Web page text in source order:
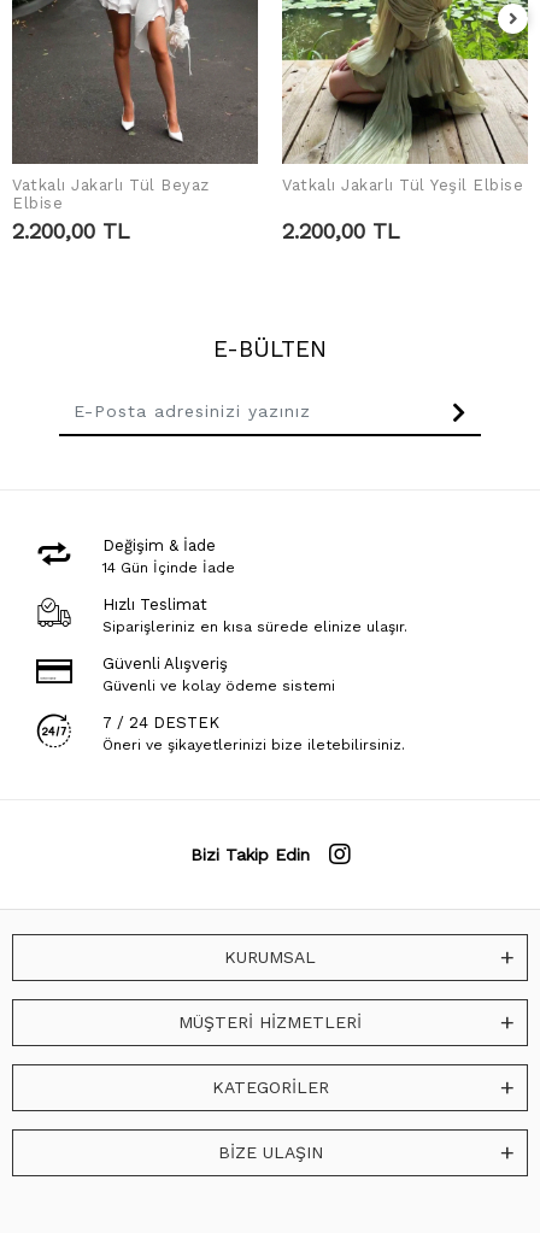
SEPETE EKLE
Vatkalı Jakarlı Tül Beyaz
Elbise
2.200,00 TL
SEPETE EKLE
Vatkalı Jakarlı Tül Yeşil Elbise
2.200,00 TL
E-BÜLTEN
Değişim & İade
14 Gün İçinde İade
Hızlı Teslimat
Siparişleriniz en kısa sürede elinize ulaşır.
Güvenli Alışveriş
Güvenli ve kolay ödeme sistemi
7 / 24 DESTEK
Öneri ve şikayetlerinizi bize iletebilirsiniz.
Bizi Takip Edin
KURUMSAL
MÜŞTERİ HİZMETLERİ
KATEGORİLER
BİZE ULAŞIN